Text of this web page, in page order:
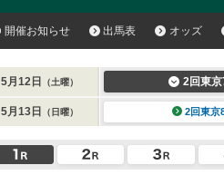
開催お知らせ 出馬表 オッズ
5月12日 （土曜） 2回東京
5月13日 （日曜） 2回東京